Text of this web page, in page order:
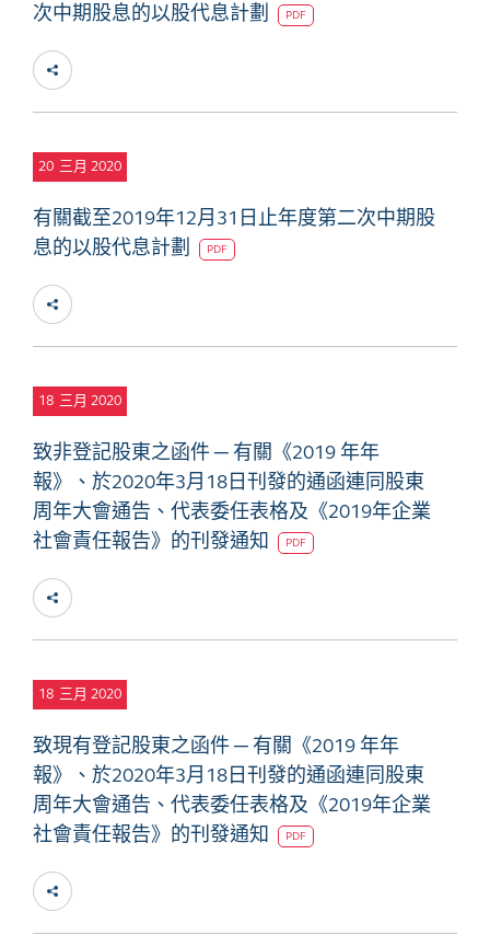
次中期股息的以股代息計劃
PDF
20 三月 2020
有關截至2019年12月31日止年度第二次中期股
息的以股代息計劃
PDF
18 三月 2020
致非登記股東之函件 ─ 有關《2019 年年
報》、於2020年3月18日刊發的通函連同股東
周年大會通告、代表委任表格及《2019年企業
社會責任報告》的刊發通知
PDF
18 三月 2020
致現有登記股東之函件 ─ 有關《2019 年年
報》、於2020年3月18日刊發的通函連同股東
周年大會通告、代表委任表格及《2019年企業
社會責任報告》的刊發通知
PDF